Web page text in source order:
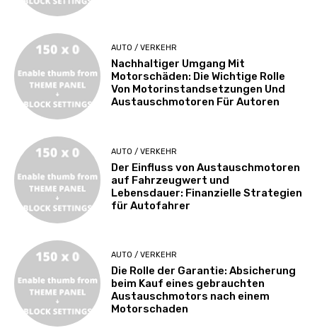
AUTO / VERKEHR
Nachhaltiger Umgang Mit
Motorschäden: Die Wichtige Rolle
Von Motorinstandsetzungen Und
Austauschmotoren Für Autoren
AUTO / VERKEHR
Der Einfluss von Austauschmotoren
auf Fahrzeugwert und
Lebensdauer: Finanzielle Strategien
für Autofahrer
AUTO / VERKEHR
Die Rolle der Garantie: Absicherung
beim Kauf eines gebrauchten
Austauschmotors nach einem
Motorschaden